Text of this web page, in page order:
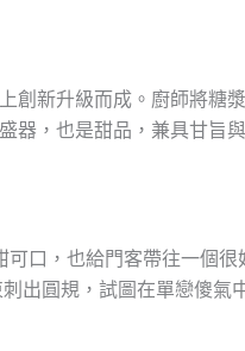
創新升級而成。廚師將糖
器，也是甜品，兼具甘旨
口，也給門客帶往一個很
出圓規，試圖在單戀傻氣